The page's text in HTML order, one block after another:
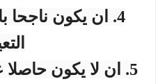
4. ان يكون ناجحا
5. ان لا يكون